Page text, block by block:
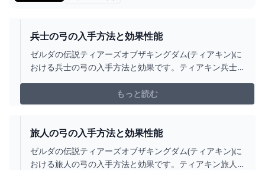
兵士の弓の入手方法と効果性能
ゼルダの伝説ティアーズオブザキングダム(ティアキン)に
おける兵士の弓の入手方法と効果です。ティアキン兵士
いても掲載しています。もっと読む
旅人の弓の入手方法と効果性能
ゼルダの伝説ティアーズオブザキングダム(ティアキン)に
おける旅人の弓の入手方法と効果です。ティアキン旅人